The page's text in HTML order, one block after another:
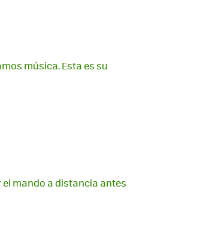
música. Esta es su
el mando a distancia antes